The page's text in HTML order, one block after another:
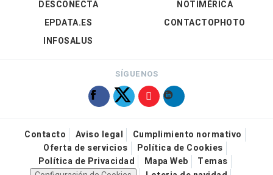
DESCONECTA
EPDATA.ES
INFOSALUS
NOTIMÉRICA
CONTACTOPHOTO
SÍGUENOS
Contacto Aviso legal
Cumplimiento normativo
Oferta de servicios
Política de Cookies
Política de Privacidad
Mapa Web
Temas